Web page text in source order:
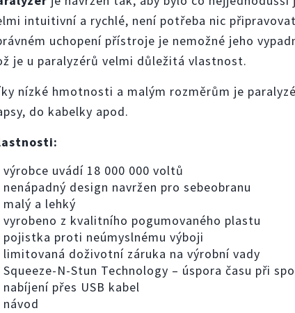
intuitivní a rychlé, není potřeba nic
uchopení přístroje je nemožné jeho
je u paralyzérů velmi důležitá vlastnost.
nízké hmotnosti a malým rozměrům je
do kabelky apod.
výrobce uvádí 18 000 000 voltů
nenápadný design navržen pro sebeobranu
malý a lehký
vyrobeno z kvalitního pogumovaného plastu
pojistka proti neúmyslnému výboji
limitovaná doživotní záruka na výrobní vady
Squeeze-N-Stun Technology – úspora času při
nabíjení přes USB kabel
návod